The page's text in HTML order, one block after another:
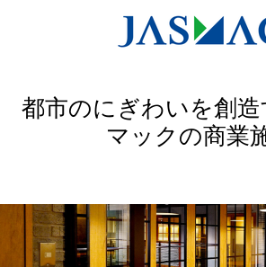
都市のにぎわいを創
マックの商業